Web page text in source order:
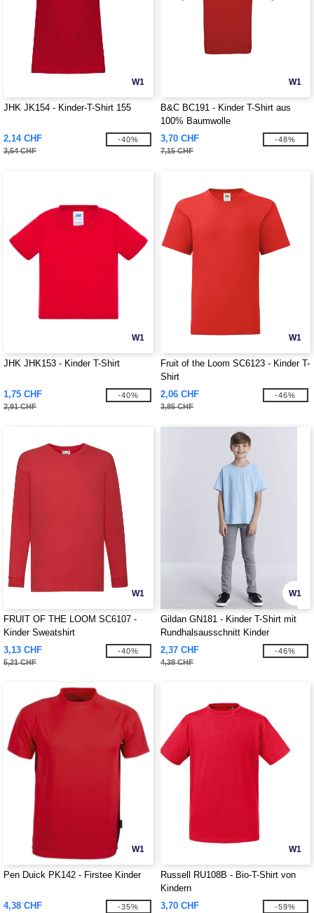
W1
JHK JK154 - Kinder-T-Shirt 155
2,14 CHF
3,54 CHF
-40%
W1
B&C BC191 - Kinder T-Shirt aus
100% Baumwolle
3,70 CHF
7,15 CHF
-48%
W1
JHK JHK153 - Kinder T-Shirt
1,75 CHF
2,91 CHF
-40%
W1
Fruit of the Loom SC6123 - Kinder T-
Shirt
2,06 CHF
3,85 CHF
-46%
W1
FRUIT OF THE LOOM SC6107 -
Kinder Sweatshirt
3,13 CHF
5,21 CHF
-40%
W1
Gildan GN181 - Kinder T-Shirt mit
Rundhalsausschnitt Kinder
2,37 CHF
4,38 CHF
-46%
W1
Pen Duick PK142 - Firstee Kinder
4,38 CHF -35%
W1
Russell RU108B - Bio-T-Shirt von
Kindern
3,70 CHF
-59%